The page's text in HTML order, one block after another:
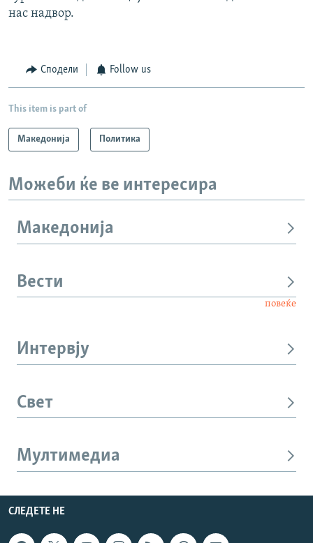
нас надвор.
Сподели Follow us
This item is part of
Македонија Политика
Можеби ќе ве интересира
Македонија
Вести
повеќе
Интервју
Свет
Мултимедиа
СЛЕДЕТЕ НЕ